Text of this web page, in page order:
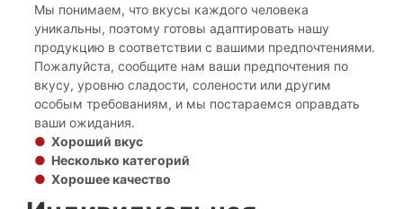
Мы понимаем, что вкусы каждого человека
уникальны, поэтому готовы адаптировать нашу
продукцию в соответствии с вашими предпочтениями.
Пожалуйста, сообщите нам ваши предпочтения по
вкусу, уровню сладости, солености или другим
особым требованиям, и мы постараемся оправдать
ваши ожидания.
● Хороший вкус
● Несколько категорий
● Хорошее качество